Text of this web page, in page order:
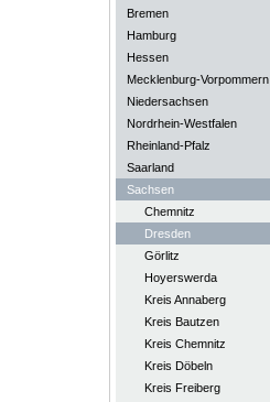
Bremen
Hamburg
Hessen
Mecklenburg-Vorpommern
Niedersachsen
Nordrhein-Westfalen
Rheinland-Pfalz
Saarland
Sachsen
Chemnitz
Dresden
Görlitz
Hoyerswerda
Kreis Annaberg
Kreis Bautzen
Kreis Chemnitz
Kreis Döbeln
Kreis Freiberg